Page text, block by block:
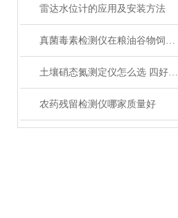
雷达水位计的应用及安装方法
真菌毒素检测仪在粮油谷物饲料中的作用
土壤硝态氮测定仪怎么选 四好品牌优势对比
农药残留检测仪哪家质量好